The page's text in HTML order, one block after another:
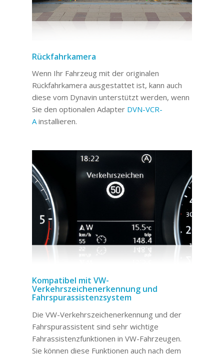
Rückfahrkamera
Wenn Ihr Fahrzeug mit der originalen
Rückfahrkamera ausgestattet ist, kann auch
diese vom Dynavin unterstützt werden, wenn
Sie den optionalen Adapter DVN-VCR-
Ainstallieren.
Kompatibel mit VW-
Verkehrszeichenerkennung und
Fahrspurassistenzsystem
Die VW-Verkehrszeichenerkennung und der
Fahrspurassistent sind sehr wichtige
Fahrassistenzfunktionen in VW-Fahrzeugen.
Sie können diese Funktionen auch nach dem